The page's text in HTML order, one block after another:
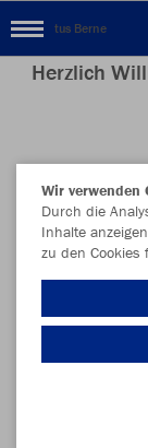
tus Berne
Herzlich
Wir verwenden
Durch die
Inhalte
zu den